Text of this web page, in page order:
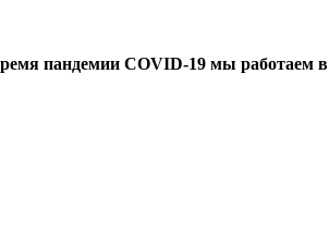
пандемии COVID-19 мы работаем